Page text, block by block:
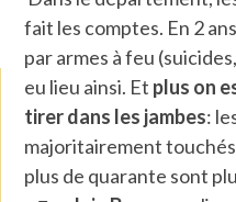
LA PHOTO
fait les comptes. En 2
par armes à feu
eu lieu ainsi. Et plus on
tirer dans les jambes:
majoritairement
plus de quarante sont